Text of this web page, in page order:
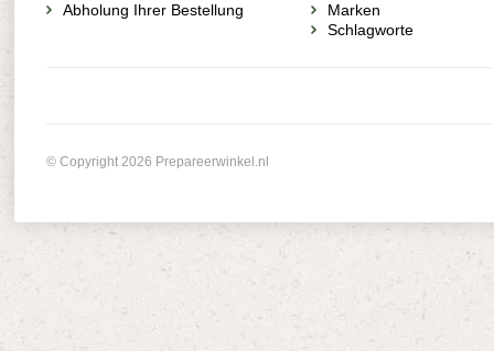
Abholung Ihrer Bestellung
Marken
Schlagworte
© Copyright 2026 Prepareerwinkel.nl